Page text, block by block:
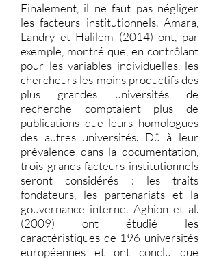
Finalement, il ne faut pas négliger
les facteurs institutionnels. Amara,
Landry et Halilem (2014) ont, par
exemple, montré que, en contrôlant
pour les variables individuelles, les
chercheurs les moins productifs des
plus grandes universités de
recherche comptaient plus de
publications que leurs homologues
des autres universités. Dû à leur
prévalence dans la documentation,
trois grands facteurs institutionnels
seront considérés : les traits
fondateurs, les partenariats et la
gouvernance interne. Aghion et al.
(2009) ont étudié les
caractéristiques de 196 universités
européennes et ont conclu que